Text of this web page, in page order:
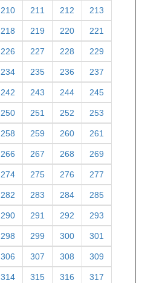
210 211 212 213
218 219 220 221
226 227 228 229
234 235 236 237
242 243 244 245
250 251 252 253
258 259 260 261
266 267 268 269
274 275 276 277
282 283 284 285
290 291 292 293
298 299 300 301
306 307 308 309
314 315 316 317